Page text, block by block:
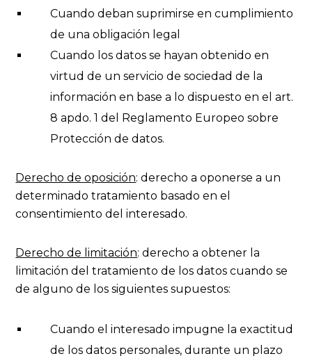
Cuando deban suprimirse en cumplimiento
de una obligación legal
Cuando los datos se hayan obtenido en
virtud de un servicio de sociedad de la
información en base a lo dispuesto en el art.
8 apdo. 1 del Reglamento Europeo sobre
Protección de datos.
Derecho de oposición: derecho a oponerse a un
determinado tratamiento basado en el
consentimiento del interesado.
Derecho de limitación: derecho a obtener la
limitación del tratamiento de los datos cuando se
de alguno de los siguientes supuestos:
Cuando el interesado impugne la exactitud
de los datos personales, durante un plazo